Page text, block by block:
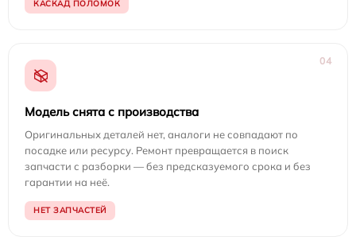
КАСКАД ПОЛОМОК
04
Модель снята с производства
Оригинальных деталей нет, аналоги не совпадают по
посадке или ресурсу. Ремонт превращается в поиск
запчасти с разборки — без предсказуемого срока и без
гарантии на неё.
НЕТ ЗАПЧАСТЕЙ